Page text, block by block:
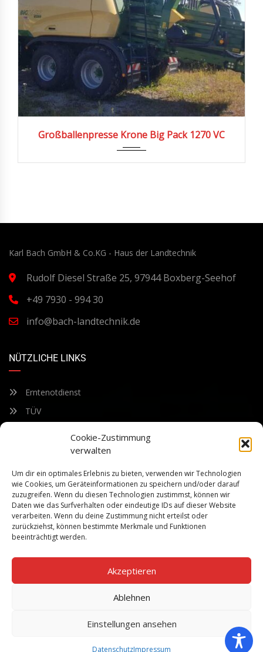
Cookie-Zustimmung
verwalten
Um dir ein optimales Erlebnis zu bieten, verwenden wir Technologien
wie Cookies, um Geräteinformationen zu speichern und/oder darauf
zuzugreifen. Wenn du diesen Technologien zustimmst, können wir
Daten wie das Surfverhalten oder eindeutige IDs auf dieser Website
verarbeiten. Wenn du deine Zustimmung nicht erteilst oder
zurückziehst, können bestimmte Merkmale und Funktionen
beeinträchtigt werden.
Akzeptieren
Ablehnen
Einstellungen ansehen
DatenschutzImpressum
Großballenpresse Krone Big Pack 1270 VC
Karl Bach GmbH & Co.KG - Haus der Landtechnik
Rudolf Diesel Straße 25, 97944 Boxberg-Seehof
+49 7930 - 994 30
info@bach-landtechnik.de
NÜTZLICHE LINKS
Erntenotdienst
TÜV
Bleiben Sie auf dem Laufenden über unsere sich ständig
weiterentwickelnden Produkteigenschaften und Technologien.
Geben Sie Ihre E-Mail-Adresse ein und abonnieren Sie unseren
Newsletter.